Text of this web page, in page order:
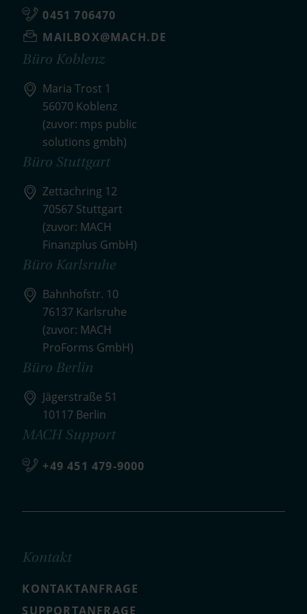
0451 706470
MAILBOX@MACH.DE
Büro Koblenz
Maria Trost 1
56070 Koblenz
(zuvor: mps public
solutions gmbh)
Büro Stuttgart
Zettachring 12
70567 Stuttgart
(zuvor: MACH
Finanzplus GmbH)
Büro Karlsruhe
Bahnhofstr. 10
76137 Karlsruhe
(zuvor: MACH
ProForms GmbH)
Büro Berlin
Jägerstraße 51
10117 Berlin
MACH Support
+49 451 479-9000
Kontakt
KONTAKTANFRAGE
SUPPORTANFRAGE